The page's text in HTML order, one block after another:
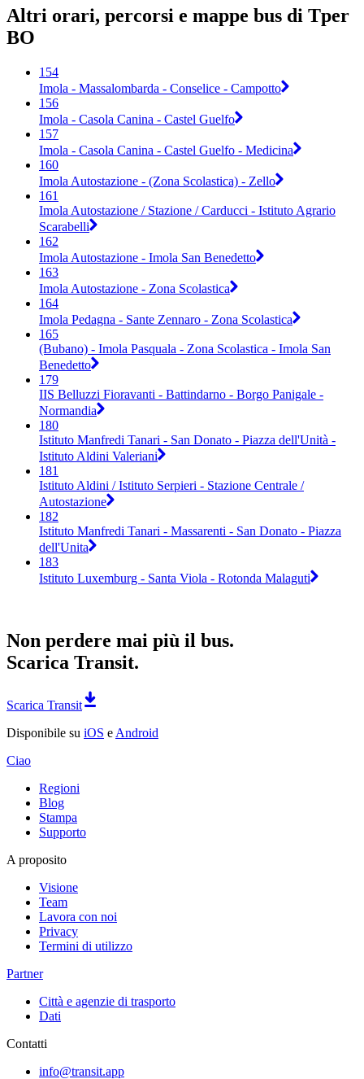
Altri orari, percorsi e mappe bus di Tper
BO
154
Imola - Massalombarda - Conselice - Campotto
156
Imola - Casola Canina - Castel Guelfo
157
Imola - Casola Canina - Castel Guelfo - Medicina
160
Imola Autostazione - (Zona Scolastica) - Zello
161
Imola Autostazione / Stazione / Carducci - Istituto Agrario
Scarabelli
162
Imola Autostazione - Imola San Benedetto
163
Imola Autostazione - Zona Scolastica
164
Imola Pedagna - Sante Zennaro - Zona Scolastica
165
(Bubano) - Imola Pasquala - Zona Scolastica - Imola San
Benedetto
179
IIS Belluzzi Fioravanti - Battindarno - Borgo Panigale -
Normandia
180
Istituto Manfredi Tanari - San Donato - Piazza dell'Unità -
Istituto Aldini Valeriani
181
Istituto Aldini / Istituto Serpieri - Stazione Centrale /
Autostazione
182
Istituto Manfredi Tanari - Massarenti - San Donato - Piazza
dell'Unita
183
Istituto Luxemburg - Santa Viola - Rotonda Malaguti
Non perdere mai più il bus.
Scarica Transit.
Scarica Transit
Disponibile su iOS e Android
Ciao
Regioni
Blog
Stampa
Supporto
A proposito
Visione
Team
Lavora con noi
Privacy
Termini di utilizzo
Partner
Città e agenzie di trasporto
Dati
Contatti
info@transit.app